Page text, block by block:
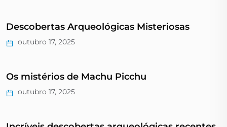
Descobertas Arqueológicas Misteriosas
outubro 17, 2025
Os mistérios de Machu Picchu
outubro 17, 2025